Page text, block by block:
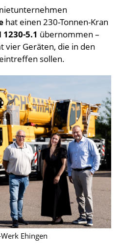
hat einen 230-Tonnen-Kran
5.1 übernommen –
vier Geräten, die in den
sollen.
Ehingen